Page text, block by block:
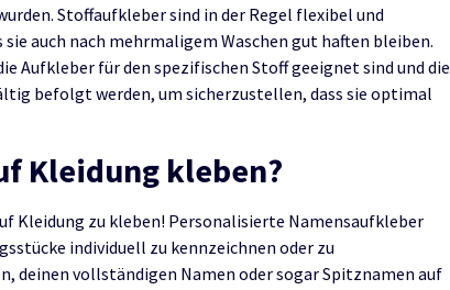
Stoffaufkleber sind in der Regel flexibel und
auch nach mehrmaligem Waschen gut haften bleiben.
Aufkleber für den spezifischen Stoff geeignet sind und die
befolgt werden, um sicherzustellen, dass sie optimal
Kleidung kleben?
Kleidung zu kleben! Personalisierte Namensaufkleber
individuell zu kennzeichnen oder zu
deinen vollständigen Namen oder sogar Spitznamen auf